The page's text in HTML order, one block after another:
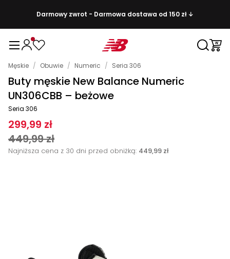
Darmowy zwrot - Darmowa dostawa od 150 zł ↓
Męskie / Obuwie / Numeric / Seria 306
Buty męskie New Balance Numeric
UN306CBB – beżowe
Seria 306
299,99 zł
449,99 zł
Najniższa cena z 30 dni przed obniżką: 449,99 zł